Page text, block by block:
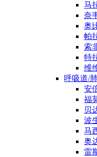
马
奈
奥
帕
索
特
维
呼吸道/
安
福
贝
波
马
奥
雷